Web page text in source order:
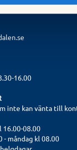
16.00
inte kan vänta till
16.00-08.00
- måndag kl 08.00